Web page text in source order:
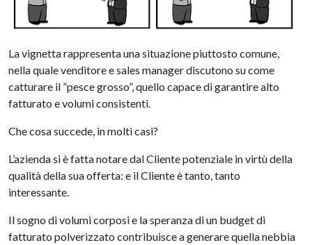
La vignetta rappresenta una situazione piuttosto comune,
nella quale venditore e sales manager discutono su come
catturare il ”pesce grosso”, quello capace di garantire alto
fatturato e volumi consistenti.
Che cosa succede, in molti casi?
L’azienda si è fatta notare dal Cliente potenziale in virtù della
qualità della sua offerta: e il Cliente è tanto, tanto
interessante.
Il sogno di volumi corposi e la speranza di un budget di
fatturato polverizzato contribuisce a generare quella nebbia